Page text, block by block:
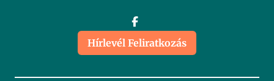
Hírlevél Feliratkozás